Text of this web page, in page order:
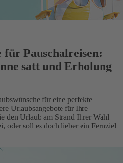
für Pauschalreisen:
satt und Erholung
für eine perfekte
Urlaubsangebote für Ihre
den Urlaub am Strand Ihrer Wahl
oder soll es doch lieber ein Fernziel